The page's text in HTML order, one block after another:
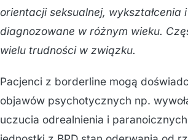
orientacji seksualnej, wykształcenia
diagnozowane w różnym wieku.
wielu trudności w związku.
Pacjenci z borderline mogą
objawów psychotycznych np.
uczucia odrealnienia i